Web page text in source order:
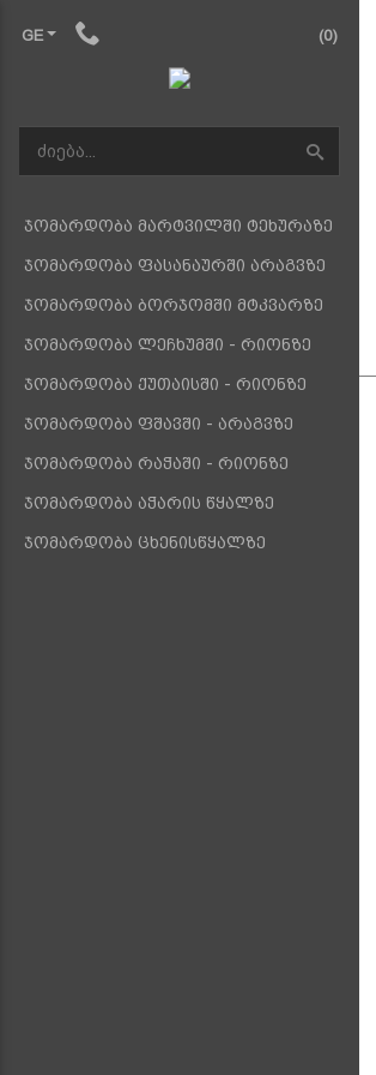
GE (0)
ჯომარდობა მარტვილში ტეხურაზე
ჯომარდობა ფასანაურში არაგვზე
ჯომარდობა ბორჯომში მტკვარზე
ჯომარდობა ლეჩხუმში - რიონზე
ჯომარდობა ქუთაისში - რიონზე
ჯომარდობა ფშავში - არაგვზე
ჯომარდობა რაჭაში - რიონზე
ჯომარდობა აჭარის წყალზე
ჯომარდობა ცხენისწყალზე